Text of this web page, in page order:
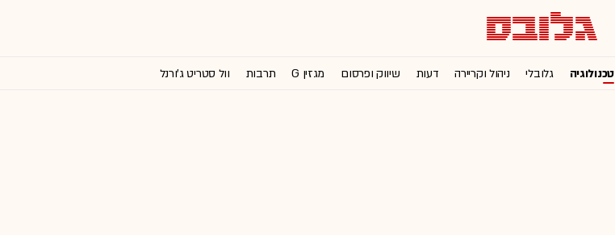
טכנולוגיה גלובלי ניהול וקריירה דעות שיווק ופרסום מגזין G תרבות וול סטריט ג'ורנל